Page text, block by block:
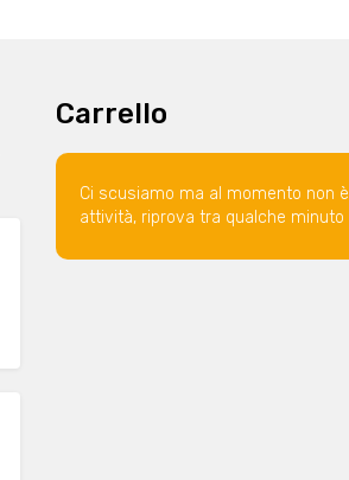
Carrello
Ci scusiamo ma al momento non
attività, riprova tra qualche